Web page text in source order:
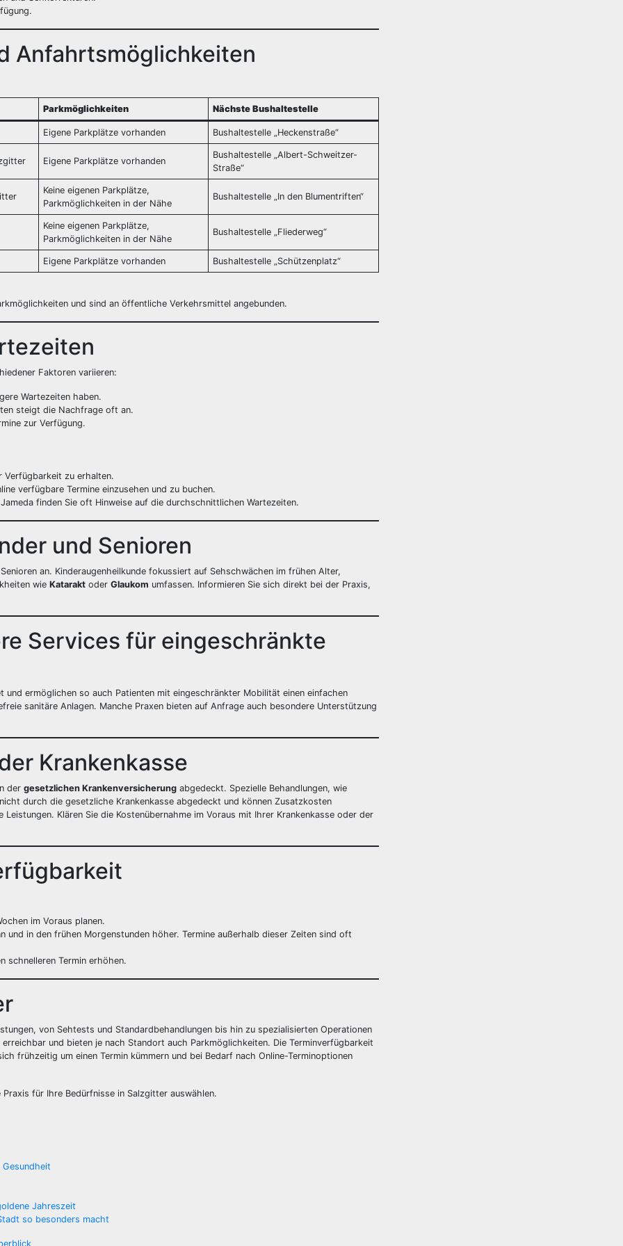
Anfahrtsmöglichkeiten
Parkmöglichkeiten Nächste Bushaltestelle
Eigene Parkplätze vorhanden Bushaltestelle „Heckenstraße“
Eigene Parkplätze vorhanden
Bushaltestelle „Albert-Schweitzer-
Straße“
Keine eigenen Parkplätze,
Parkmöglichkeiten in der Nähe
Bushaltestelle „In den Blumentriften“
Keine eigenen Parkplätze,
Parkmöglichkeiten in der Nähe
Bushaltestelle „Fliederweg“
Eigene Parkplätze vorhanden Bushaltestelle „Schützenplatz“
und sind an öffentliche Verkehrsmittel angebunden.
Faktoren variieren:
Wartezeiten haben.
steigt die Nachfrage oft an.
zur Verfügung.
Verfügbarkeit zu erhalten.
verfügbare Termine einzusehen und zu buchen.
finden Sie oft Hinweise auf die durchschnittlichen Wartezeiten.
und Senioren
an. Kinderaugenheilkunde fokussiert auf Sehschwächen im frühen Alter,
wie Katarakt oder Glaukom umfassen. Informieren Sie sich direkt bei der Praxis,
Services für eingeschränkte
ermöglichen so auch Patienten mit eingeschränkter Mobilität einen einfachen
sanitäre Anlagen. Manche Praxen bieten auf Anfrage auch besondere Unterstützung
Krankenkasse
der gesetzlichen Krankenversicherung abgedeckt. Spezielle Behandlungen, wie
durch die gesetzliche Krankenkasse abgedeckt und können Zusatzkosten
Klären Sie die Kostenübernahme im Voraus mit Ihrer Krankenkasse oder der
im Voraus planen.
und in den frühen Morgenstunden höher. Termine außerhalb dieser Zeiten sind oft
schnelleren Termin erhöhen.
von Sehtests und Standardbehandlungen bis hin zu spezialisierten Operationen
und bieten je nach Standort auch Parkmöglichkeiten. Die Terminverfügbarkeit
frühzeitig um einen Termin kümmern und bei Bedarf nach Online-Terminoptionen
für Ihre Bedürfnisse in Salzgitter auswählen.
Jahreszeit
so besonders macht